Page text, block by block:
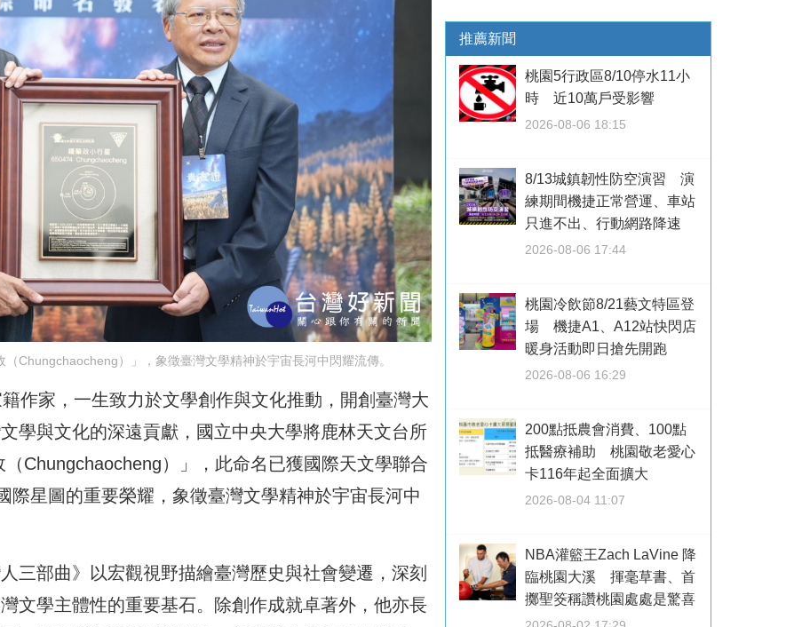
Chungchaocheng）」，象徵臺灣文學精神於宇宙長河中閃耀流傳。
作家，一生致力於文學創作與文化推動，開創臺灣大
學與文化的深遠貢獻，國立中央大學將鹿林天文台所
Chungchaocheng）」，此命名已獲國際天文學聯合
際星圖的重要榮耀，象徵臺灣文學精神於宇宙長河中
三部曲》以宏觀視野描繪臺灣歷史與社會變遷，深刻
文學主體性的重要基石。除創作成就卓著外，他亦長
推薦新聞
桃園5行政區8/10停水11小
時 近10萬戶受影響
2026-08-06 18:15
8/13城鎮韌性防空演習 演
練期間機捷正常營運、車站
只進不出、行動網路降速
2026-08-06 17:44
桃園冷飲節8/21藝文特區登
場 機捷A1、A12站快閃店
暖身活動即日搶先開跑
2026-08-06 16:29
200點抵農會消費、100點
抵醫療補助 桃園敬老愛心
卡116年起全面擴大
2026-08-04 11:07
NBA灌籃王Zach LaVine 降
臨桃園大溪 揮毫草書、首
擲聖筊稱讚桃園處處是驚喜